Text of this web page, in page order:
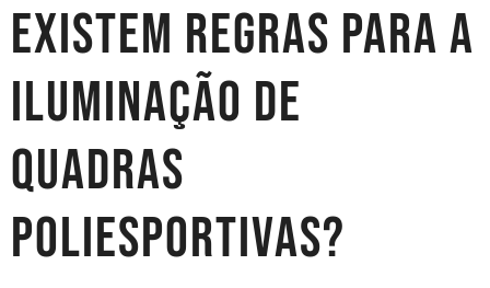
Existem regras para a
iluminação de
quadras
poliesportivas?